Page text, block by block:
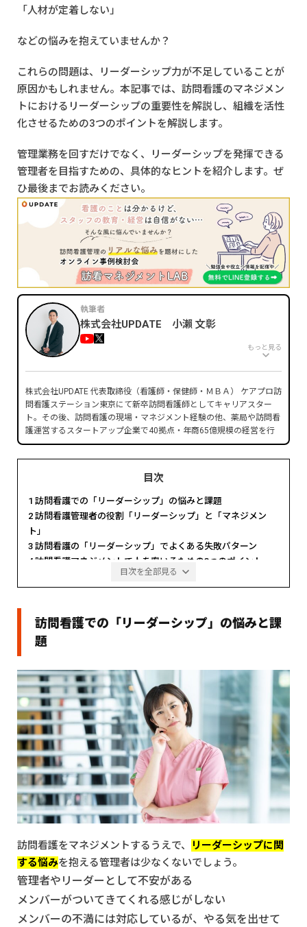
「人材が定着しない」
などの悩みを抱えていませんか？
これらの問題は、リーダーシップ力が不足していることが
原因かもしれません。本記事では、訪問看護のマネジメン
トにおけるリーダーシップの重要性を解説し、組織を活性
化させるための3つのポイントを解説します。
管理業務を回すだけでなく、リーダーシップを発揮できる
管理者を目指すための、具体的なヒントを紹介します。ぜ
ひ最後までお読みください。
もっと見る
執筆者
株式会社UPDATE 小瀨 文彰
株式会社UPDATE 代表取締役（看護師・保健師・ＭＢＡ） ケアプロ訪
問看護ステーション東京にて新卒訪問看護師としてキャリアスター
ト。その後、訪問看護の現場・マネジメント経験の他、薬局や訪問看
護運営するスタートアップ企業で40拠点・年商65億規模の経営を行
い、上場企業へのグループインを実現。現在は医療職マネジメント人
財を育成するためマネジメントスクールを運営中。
2013年 ケアプロ株式会社入社
2019年 株式会社UPDATE（旧：ヘルスケア共創パートナー株式会
社） 創業 代表取締役（現職）
2021年 GOOD AID株式会社 取締役（事業譲渡により退任）
2023年 セルフケア薬局 取締役（吸収合併により退任）
2023年 まちほけ株式会社 代表取締役（事業譲渡により退任）
■得意領域
採用戦略・体制構築
教育体制構築
■保有資格・学位
看護師
保健師
経営学修士（MBA）
目次
目次を全部見る
1 訪問看護での「リーダーシップ」の悩みと課題
2 訪問看護管理者の役割「リーダーシップ」と「マネジメン
ト」
3 訪問看護の「リーダーシップ」でよくある失敗パターン
4 訪問看護マネジメントで人を率いるための3つのポイント
①リーダーシップの2種類のタイプを知る
4.2.11.目的・ビジョンの共有
4.2.55.支援
4.3③リーダーとして望ましい立ち振る舞いをする
5まとめ：組織を活性化させる先導者を目指そう！
訪問看護での「リーダーシップ」の悩みと課
題
訪問看護をマネジメントするうえで、
リーダーシップに関
する悩みを抱える管理者は少なくないでしょう。
管理者やリーダーとして不安がある
メンバーがついてきてくれる感じがしない
メンバーの不満には対応しているが、やる気を出せて